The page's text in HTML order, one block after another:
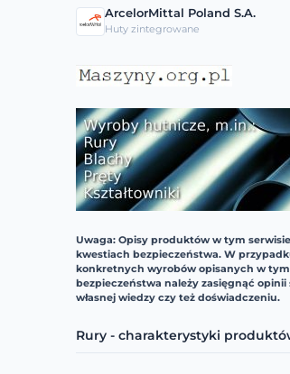
ArcelorMittal Poland S.A.
Huty zintegrowane
Uwaga: Opisy produktów w tym
kwestiach bezpieczeństwa. W
konkretnych wyrobów opisanych w
bezpieczeństwa należy zasięgnąć
własnej wiedzy czy też doświadczeniu.
Rury - charakterystyki